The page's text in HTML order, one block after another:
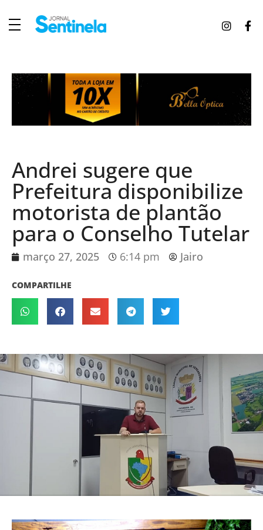
Andrei sugere que
Prefeitura disponibilize
motorista de plantão
para o Conselho Tutelar
março 27, 2025 6:14 pm Jairo
COMPARTILHE